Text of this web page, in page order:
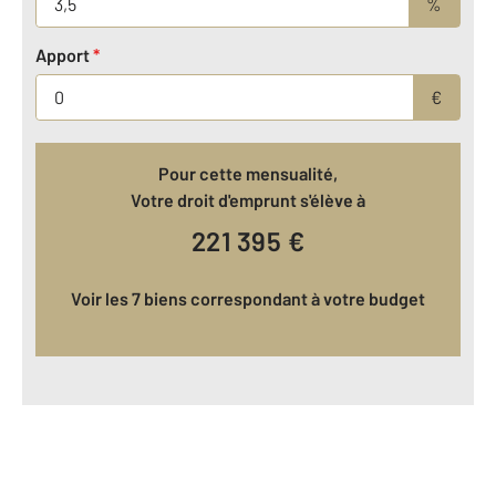
Apport*
€
Pour cette mensualité,
Votre droit d'emprunt s'élève à
221 395 €
Voir les 7 biens correspondant à votre budget